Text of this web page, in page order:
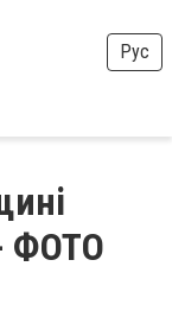
Рус
ФОТО